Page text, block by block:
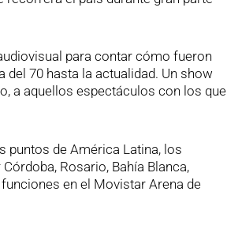
para contar cómo fueron
70 hasta la actualidad. Un show
a aquellos espectáculos con los que
puntos de América Latina, los
Rosario, Bahía Blanca,
en el Movistar Arena de